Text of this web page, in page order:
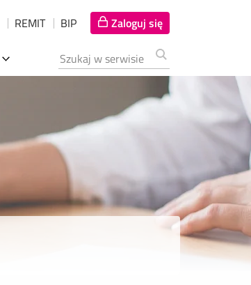
Szukana fraza
Zaloguj się
REMIT BIP